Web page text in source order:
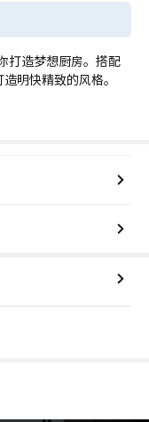
打造梦想厨房。搭配
明快精致的风格。